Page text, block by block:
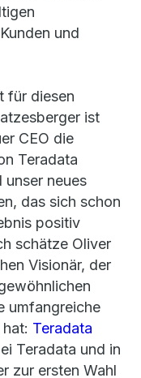
und
für diesen
ist
CEO die
Teradata
neues
das sich schon
positiv
schätze Oliver
Visionär, der
umfangreiche
Teradata
Teradata und in
zur ersten Wahl